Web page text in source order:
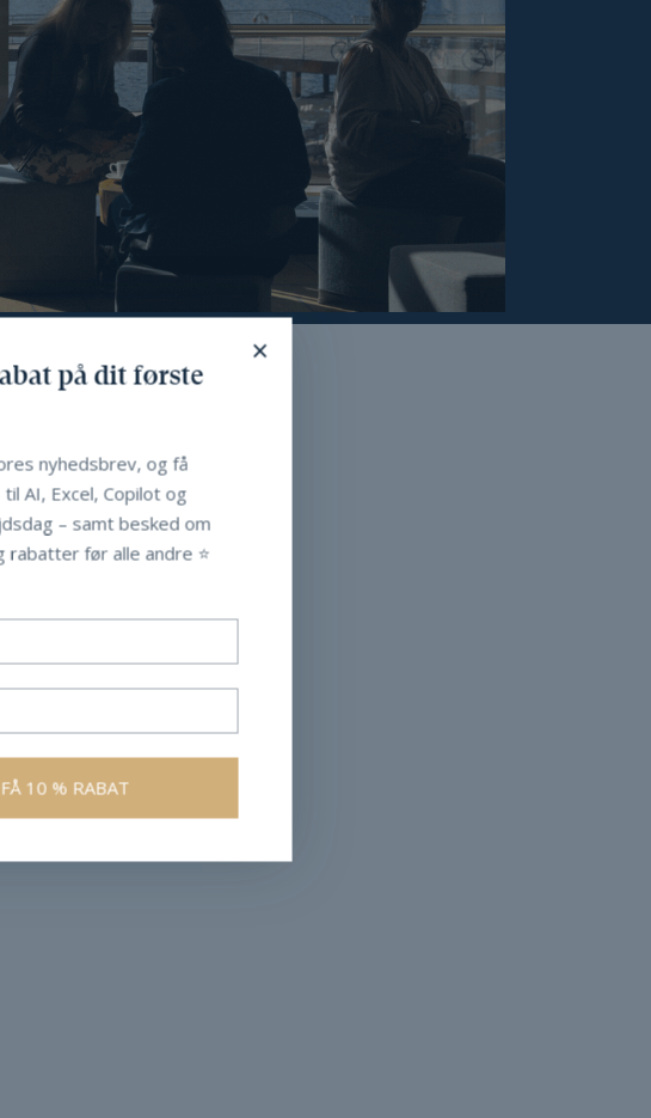
×
på dit første
nyhedsbrev, og få
AI, Excel, Copilot og
– samt besked om
rabatter før alle andre ⭐️